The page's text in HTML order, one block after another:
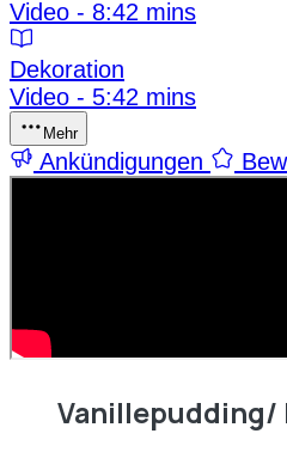
Video - 8:42 mins
Dekoration
Video - 5:42 mins
Mehr
Ankündigungen